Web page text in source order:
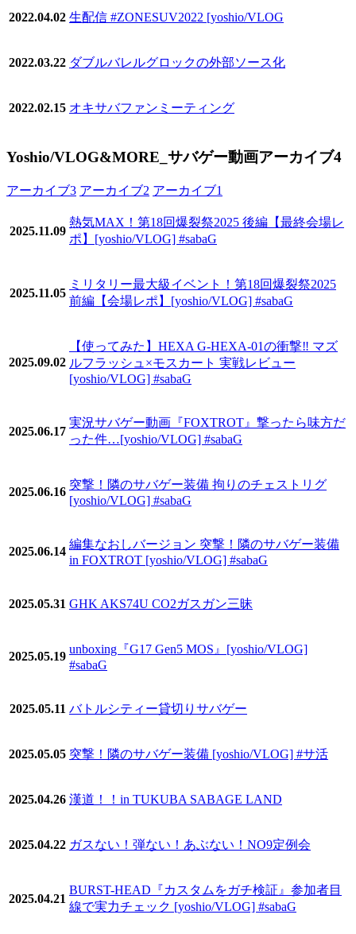
2022.04.02 生配信 #ZONESUV2022 [yoshio/VLOG
2022.03.22 ダブルバレルグロックの外部ソース化
2022.02.15 オキサバファンミーティング
Yoshio/VLOG&MORE_サバゲー動画アーカイブ4
アーカイブ3 アーカイブ2 アーカイブ1
2025.11.09
熱気MAX！第18回爆裂祭2025 後編【最終会場レ
ポ】[yoshio/VLOG] #sabaG
2025.11.05
ミリタリー最大級イベント！第18回爆裂祭2025
前編【会場レポ】[yoshio/VLOG] #sabaG
2025.09.02
【使ってみた】HEXA G-HEXA-01の衝撃‼️ マズ
ルフラッシュ×モスカート 実戦レビュー
[yoshio/VLOG] #sabaG
2025.06.17
実況サバゲー動画『FOXTROT』撃ったら味方だ
った件…[yoshio/VLOG] #sabaG
2025.06.16
突撃！隣のサバゲー装備 拘りのチェストリグ
[yoshio/VLOG] #sabaG
2025.06.14
編集なおしバージョン 突撃！隣のサバゲー装備
in FOXTROT [yoshio/VLOG] #sabaG
2025.05.31 GHK AKS74U CO2ガスガン三昧
2025.05.19
unboxing『G17 Gen5 MOS』[yoshio/VLOG]
#sabaG
2025.05.11 バトルシティー貸切りサバゲー
2025.05.05 突撃！隣のサバゲー装備 [yoshio/VLOG] #サ活
2025.04.26 漢道！！in TUKUBA SABAGE LAND
2025.04.22 ガスない！弾ない！あぶない！NO9定例会
2025.04.21
BURST-HEAD『カスタムをガチ検証』参加者目
線で実力チェック [yoshio/VLOG] #sabaG